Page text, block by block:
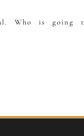
Who is going